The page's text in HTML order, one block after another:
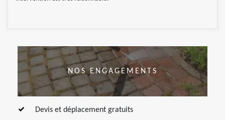
NOS ENGAGEMENTS
Devis et déplacement gratuits